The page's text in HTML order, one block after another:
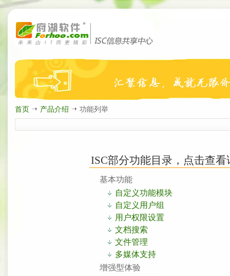
首页 产品介绍 功能列举
ISC部分功能目录，点击查看
基本功能
自定义功能模块
自定义用户组
用户权限设置
文档搜索
文件管理
多媒体支持
增强型体验